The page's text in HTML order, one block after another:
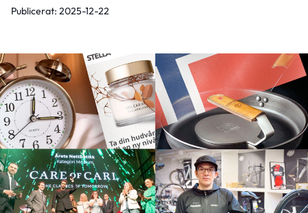
Publicerat: 2025-12-22